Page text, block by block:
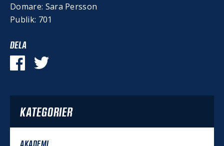
Domare: Sara Persson
Publik: 701
DELA
KATEGORIER
AKADEMI